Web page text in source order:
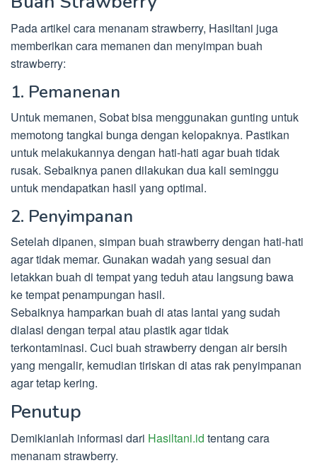
Pada artikel cara menanam strawberry, Hasiltani juga
memberikan cara memanen dan menyimpan buah
strawberry:
1. Pemanenan
Untuk memanen, Sobat bisa menggunakan gunting untuk
memotong tangkai bunga dengan kelopaknya. Pastikan
untuk melakukannya dengan hati-hati agar buah tidak
rusak. Sebaiknya panen dilakukan dua kali seminggu
untuk mendapatkan hasil yang optimal.
2. Penyimpanan
Setelah dipanen, simpan buah strawberry dengan hati-hati
agar tidak memar. Gunakan wadah yang sesuai dan
letakkan buah di tempat yang teduh atau langsung bawa
ke tempat penampungan hasil.
Sebaiknya hamparkan buah di atas lantai yang sudah
dialasi dengan terpal atau plastik agar tidak
terkontaminasi. Cuci buah strawberry dengan air bersih
yang mengalir, kemudian tiriskan di atas rak penyimpanan
agar tetap kering.
Penutup
Demikianlah informasi dari Hasiltani.id tentang cara
menanam strawberry.